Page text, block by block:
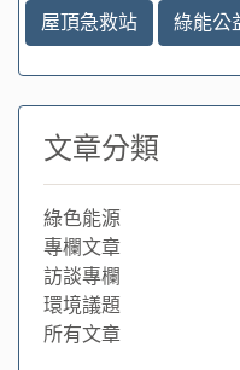
屋頂急救站 綠能公
文章分類
綠色能源
專欄文章
訪談專欄
環境議題
所有文章